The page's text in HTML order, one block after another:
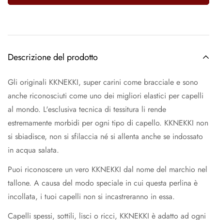
Descrizione del prodotto
Gli originali KKNEKKI, super carini come bracciale e sono
anche riconosciuti come uno dei migliori elastici per capelli
al mondo. L'esclusiva tecnica di tessitura li rende
estremamente morbidi per ogni tipo di capello. KKNEKKI non
si sbiadisce, non si sfilaccia né si allenta anche se indossato
in acqua salata.
Puoi riconoscere un vero KKNEKKI dal nome del marchio nel
tallone. A causa del modo speciale in cui questa perlina è
incollata, i tuoi capelli non si incastreranno in essa.
Capelli spessi, sottili, lisci o ricci, KKNEKKI è adatto ad ogni